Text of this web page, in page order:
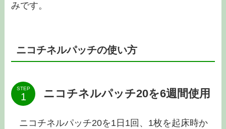
みです。
ニコチネルパッチの使い方
STEP ニコチネルパッチ20を6週間使用
ニコチネルパッチ20を1日1回、1枚を起床時か